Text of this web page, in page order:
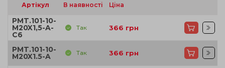
Артікул В наявності Ціна
PMT.101-10-
M20X1,5-A-
C6
Так 366 грн
PMT.101-10-
M20X1.5-A Так 366 грн